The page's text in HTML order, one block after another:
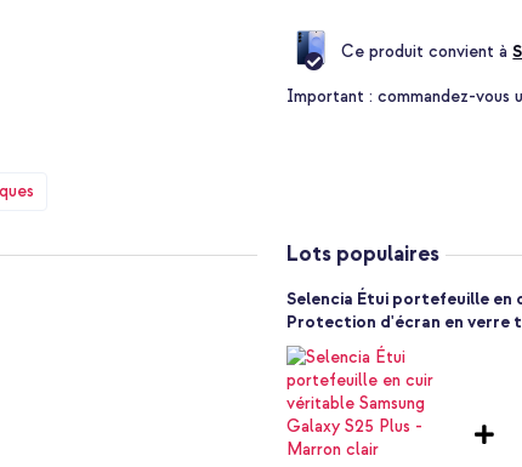
pour les billets. Ainsi, vous
d'une puissante fermeture
de votre téléphone. En
l'étui fermé lorsque vous
rayures et la poussière.
à utiliser. Cet étui est
Ce produit convient à
Important : commandez-vous
Lots populaires
Selencia Étui portefeuille en
Protection d'écran en verre